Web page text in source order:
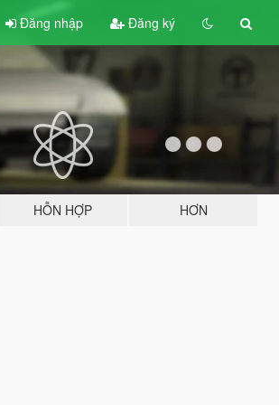
Đăng nhập Đăng ký
HỖN HỢP HƠN